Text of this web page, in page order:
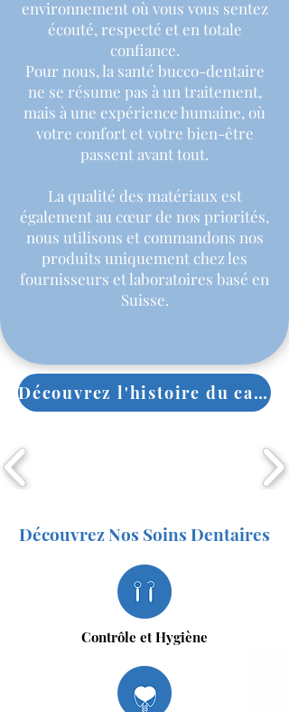
environnement où vous vous sentez
écouté, respecté et en totale
confiance.
Pour nous, la santé bucco-dentaire
ne se résume pas à un traitement,
mais à une expérience humaine, où
votre confort et votre bien-être
passent avant tout.
La qualité des matériaux est
également au cœur de nos priorités,
nous utilisons et commandons nos
produits uniquement chez les
fournisseurs et laboratoires basé en
Suisse.
Découvrez l'histoire du cabinet >
Découvrez Nos Soins Dentaires
Contrôle et Hygiène